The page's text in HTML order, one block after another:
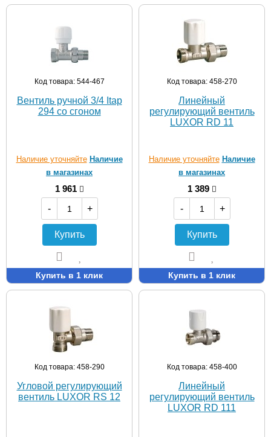
Код товара: 544-467
Вентиль ручной 3/4 Itap
294 со сгоном
Наличие уточняйте Наличие
в магазинах
1 961
-
+
Купить
Купить в 1 клик
Код товара: 458-270
Линейный
регулирующий вентиль
LUXOR RD 11
Наличие уточняйте Наличие
в магазинах
1 389
-
+
Купить
Купить в 1 клик
Код товара: 458-290
Угловой регулирующий
вентиль LUXOR RS 12
Код товара: 458-400
Линейный
регулирующий вентиль
LUXOR RD 111